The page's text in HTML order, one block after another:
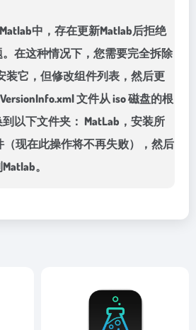
中，存在更新Matlab后拒绝
在这种情况下，您需要完全拆除
装它，但修改组件列表，然后更
文件从 iso 磁盘的根
以下文件夹： MatLab，安装所
（现在此操作将不再失败），然后
。